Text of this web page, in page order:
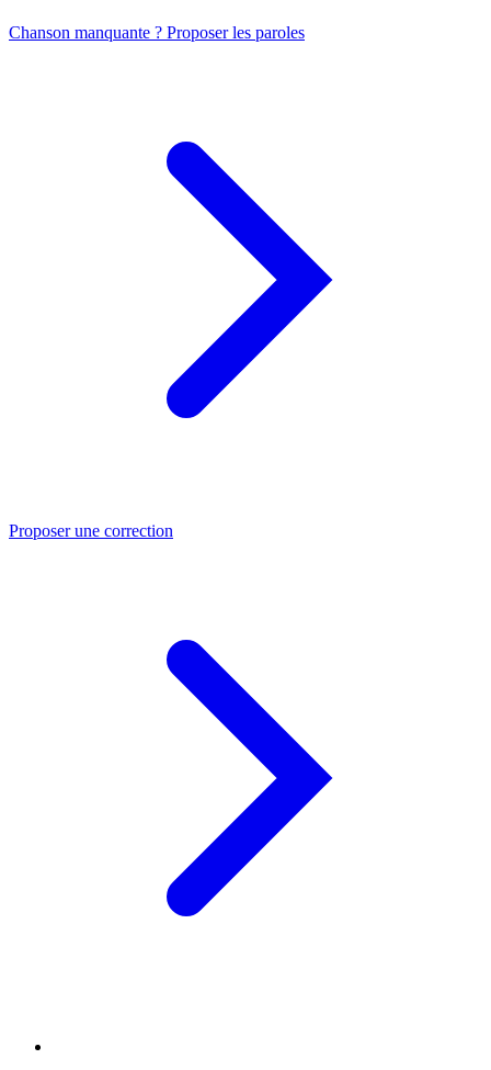
Chanson manquante ? Proposer les paroles
Proposer une correction